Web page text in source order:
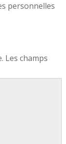
personnelles
Les champs